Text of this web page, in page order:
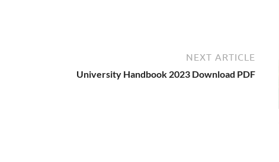
NEXT ARTICLE
University Handbook 2023 Download PDF